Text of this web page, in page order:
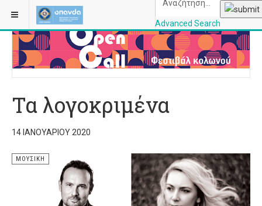
Advanced Search
ΒΡΊΣΚΕΣΤΕ ΕΔΏ: ΑΡΧΙΚΉ
Τα λογοκριμένα
14 ΙΑΝΟΥΑΡΊΟΥ 2020
ΜΟΥΣΙΚΉ